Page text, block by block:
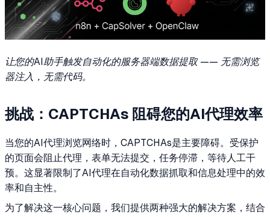
让您的AI助手触发自动化的服务器端数据提取 —— 无需浏览
器注入，无需代码。
挑战：CAPTCHAs 阻碍您的AI代理效率
当您的AI代理浏览网络时，CAPTCHAs是主要障碍。受保护
的页面会阻止代理，表单无法提交，任务停滞，等待人工干
预。这显著限制了AI代理在自动化数据抓取和信息处理中的效
率和自主性。
为了解决这一核心问题，我们提供两种强大的解决方案，结合